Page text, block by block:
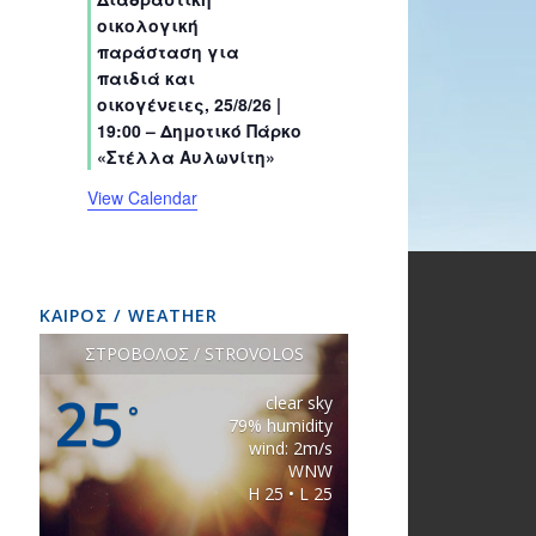
sssss
t
s
t
s
t
s
t
s
t
s
t
s
οικολογική
παράσταση για
παιδιά και
οικογένειες, 25/8/26 |
19:00 – Δημοτικό Πάρκο
«Στέλλα Αυλωνίτη»
View Calendar
ΚΑΙΡΟΣ / WEATHER
ΣΤΡΟΒΟΛΟΣ / STROVOLOS
25 °
clear sky
79% humidity
wind: 2m/s
WNW
H 25 • L 25